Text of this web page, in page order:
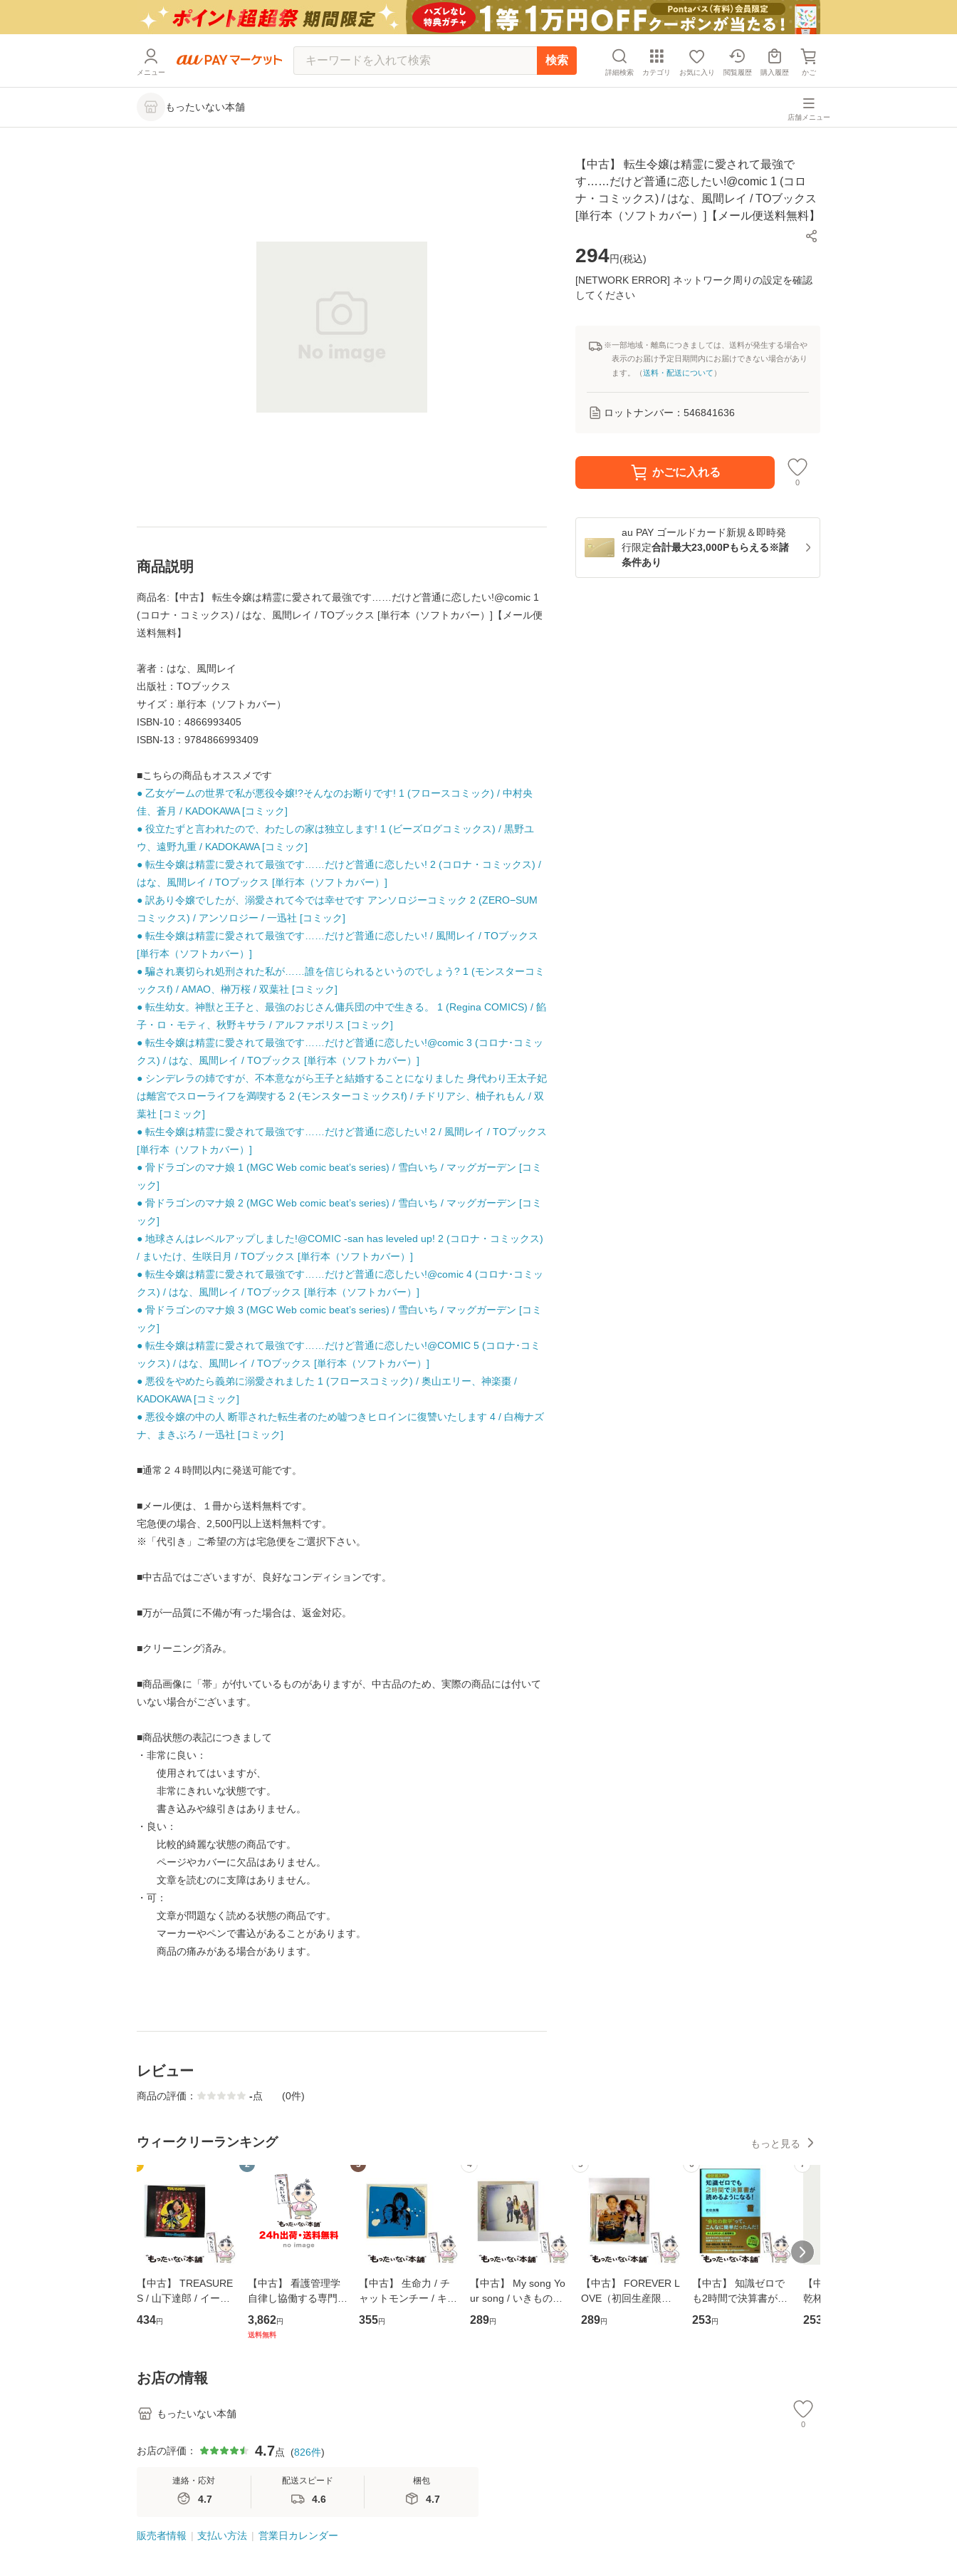
メニュー
検索
詳細検索 カテゴリ お気に入り 閲覧履歴 購入履歴 かご
もったいない本舗
店舗メニュー
【中古】 転生令嬢は精霊に愛されて最強で
す……だけど普通に恋したい!@comic 1 (コロ
ナ・コミックス) / はな、風間レイ / TOブックス
[単行本（ソフトカバー）]【メール便送料無料】
294円(税込)
[NETWORK ERROR] ネットワーク周りの設定を確認
してください
※一部地域・離島につきましては、送料が発生する場合や
表示のお届け予定日期間内にお届けできない場合があり
ます。（送料・配送について ）
ロットナンバー： 546841636
かごに入れる
0
au PAY ゴールドカード新規＆即時発
行限定合計最大23,000Pもらえる※諸
条件あり
商品説明
商品名:【中古】 転生令嬢は精霊に愛されて最強です……だけど普通に恋したい!@comic 1
(コロナ・コミックス) / はな、風間レイ / TOブックス [単行本（ソフトカバー）]【メール便
送料無料】
著者：はな、風間レイ
出版社：TOブックス
サイズ：単行本（ソフトカバー）
ISBN-10：4866993405
ISBN-13：9784866993409
■こちらの商品もオススメです
● 乙女ゲームの世界で私が悪役令嬢!?そんなのお断りです! 1 (フロースコミック) / 中村央
佳、蒼月 / KADOKAWA [コミック]
● 役立たずと言われたので、わたしの家は独立します! 1 (ビーズログコミックス) / 黒野ユ
ウ、遠野九重 / KADOKAWA [コミック]
● 転生令嬢は精霊に愛されて最強です……だけど普通に恋したい! 2 (コロナ・コミックス) /
はな、風間レイ / TOブックス [単行本（ソフトカバー）]
● 訳あり令嬢でしたが、溺愛されて今では幸せです アンソロジーコミック 2 (ZERO−SUM
コミックス) / アンソロジー / 一迅社 [コミック]
● 転生令嬢は精霊に愛されて最強です……だけど普通に恋したい! / 風間レイ / TOブックス
[単行本（ソフトカバー）]
● 騙され裏切られ処刑された私が……誰を信じられるというのでしょう? 1 (モンスターコミ
ックスf) / AMAO、榊万桜 / 双葉社 [コミック]
● 転生幼女。神獣と王子と、最強のおじさん傭兵団の中で生きる。 1 (Regina COMICS) / 餡
子・ロ・モティ、秋野キサラ / アルファポリス [コミック]
● 転生令嬢は精霊に愛されて最強です……だけど普通に恋したい!@comic 3 (コロナ･コミッ
クス) / はな、風間レイ / TOブックス [単行本（ソフトカバー）]
● シンデレラの姉ですが、不本意ながら王子と結婚することになりました 身代わり王太子妃
は離宮でスローライフを満喫する 2 (モンスターコミックスf) / チドリアシ、柚子れもん / 双
葉社 [コミック]
● 転生令嬢は精霊に愛されて最強です……だけど普通に恋したい! 2 / 風間レイ / TOブックス
[単行本（ソフトカバー）]
● 骨ドラゴンのマナ娘 1 (MGC Web comic beat’s series) / 雪白いち / マッグガーデン [コミ
ック]
● 骨ドラゴンのマナ娘 2 (MGC Web comic beat’s series) / 雪白いち / マッグガーデン [コミ
ック]
● 地球さんはレベルアップしました!@COMIC -san has leveled up! 2 (コロナ・コミックス)
/ まいたけ、生咲日月 / TOブックス [単行本（ソフトカバー）]
● 転生令嬢は精霊に愛されて最強です……だけど普通に恋したい!@comic 4 (コロナ･コミッ
クス) / はな、風間レイ / TOブックス [単行本（ソフトカバー）]
● 骨ドラゴンのマナ娘 3 (MGC Web comic beat’s series) / 雪白いち / マッグガーデン [コミ
ック]
● 転生令嬢は精霊に愛されて最強です……だけど普通に恋したい!@COMIC 5 (コロナ･コミ
ックス) / はな、風間レイ / TOブックス [単行本（ソフトカバー）]
● 悪役をやめたら義弟に溺愛されました 1 (フロースコミック) / 奥山エリー、神楽棗 /
KADOKAWA [コミック]
● 悪役令嬢の中の人 断罪された転生者のため嘘つきヒロインに復讐いたします 4 / 白梅ナズ
ナ、まきぶろ / 一迅社 [コミック]
■通常２４時間以内に発送可能です。
■メール便は、１冊から送料無料です。
宅急便の場合、2,500円以上送料無料です。
※「代引き」ご希望の方は宅急便をご選択下さい。
■中古品ではございますが、良好なコンディションです。
■万が一品質に不備が有った場合は、返金対応。
■クリーニング済み。
■商品画像に「帯」が付いているものがありますが、中古品のため、実際の商品には付いて
いない場合がございます。
■商品状態の表記につきまして
・非常に良い：
使用されてはいますが、
非常にきれいな状態です。
書き込みや線引きはありません。
・良い：
比較的綺麗な状態の商品です。
ページやカバーに欠品はありません。
文章を読むのに支障はありません。
・可：
文章が問題なく読める状態の商品です。
マーカーやペンで書込があることがあります。
商品の痛みがある場合があります。
レビュー
商品の評価： -点 (0件)
ウィークリーランキング もっと見る
1
【中古】 TREASURE
S / 山下達郎 / イース
トウエスト・ジャパン
[CD]【メール便送料無
434円
2
【中古】 看護管理学
自律し協働する専門職
の看護マネジメントス
キル 改訂第3版 (看護
3,862円
送料無料
3
【中古】 生命力 / チ
ャットモンチー / キュ
ーンレコード [CD]
【メール便送料無料】
355円
4
【中古】 My song Yo
ur song / いきものが
かり / [CD]【メール便
送料無料】
289円
5
【中古】 FOREVER L
OVE（初回生産限定
盤） / 清水翔太×加藤
ミリヤ / [CD]【メール
289円
6
【中古】 知識ゼロで
も2時間で決算書が読
めるようになる！ 会
計超入門！ / 佐伯 良
253円
7
【中古】 ウインクで
乾杯 (ノン・ポシェッ
ト) / 東野圭吾 / 祥伝
253
お店の情報
もったいない本舗
0
お店の評価： 4.7点 (826件)
連絡・応対
4.7
配送スピード
4.6
梱包
4.7
販売者情報 支払い方法 営業日カレンダー